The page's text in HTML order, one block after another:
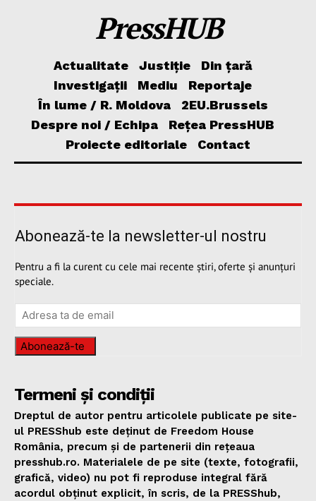
PressHUB
Actualitate Justiție
Din țară
Investigații
Mediu
Reportaje
În lume / R. Moldova
2EU.Brussels
Despre noi / Echipa
Rețea PressHUB
Proiecte editoriale
Contact
Abonează-te la newsletter-ul nostru
Pentru a fi la curent cu cele mai recente știri, oferte și anunțuri
speciale.
Abonează-te
Termeni și condiții
Dreptul de autor pentru articolele publicate pe site-
ul PRESShub este deținut de Freedom House
România, precum și de partenerii din rețeaua
presshub.ro. Materialele de pe site (texte, fotografii,
grafică, video) nu pot fi reproduse integral fără
acordul obținut explicit, în scris, de la PRESShub,